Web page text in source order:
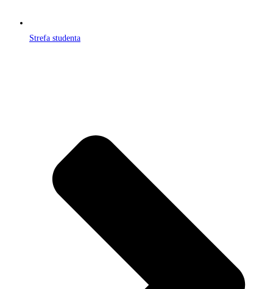
Strefa studenta